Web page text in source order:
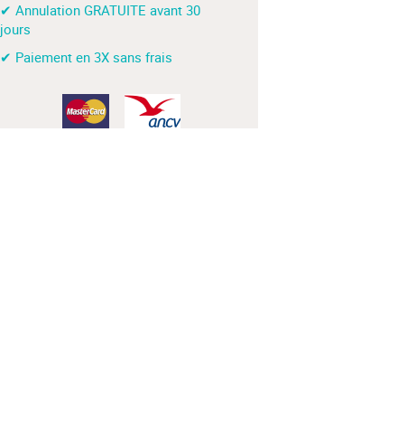
✔ Annulation GRATUITE avant 30
jours
✔ Paiement en 3X sans frais